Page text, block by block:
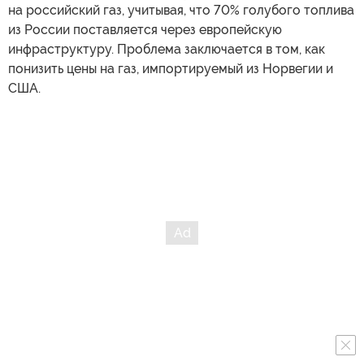
на российский газ, учитывая, что 70% голубого топлива
из России поставляется через европейскую
инфраструктуру. Проблема заключается в том, как
понизить цены на газ, импортируемый из Норвегии и
США.